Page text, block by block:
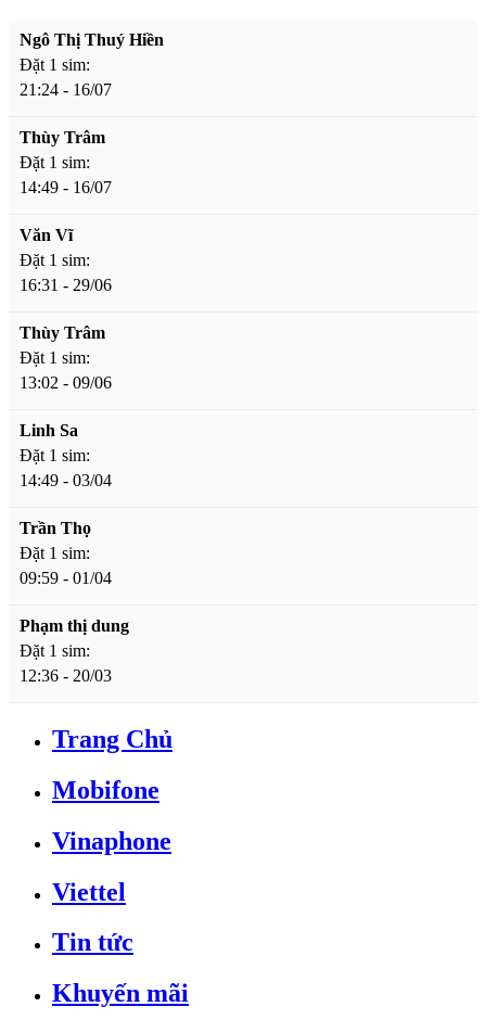
Ngô Thị Thuý Hiền
Đặt 1 sim:
21:24 - 16/07
Thùy Trâm
Đặt 1 sim:
14:49 - 16/07
Văn Vĩ
Đặt 1 sim:
16:31 - 29/06
Thùy Trâm
Đặt 1 sim:
13:02 - 09/06
Linh Sa
Đặt 1 sim:
14:49 - 03/04
Trần Thọ
Đặt 1 sim:
09:59 - 01/04
Phạm thị dung
Đặt 1 sim:
12:36 - 20/03
Trang Chủ
Mobifone
Vinaphone
Viettel
Tin tức
Khuyến mãi